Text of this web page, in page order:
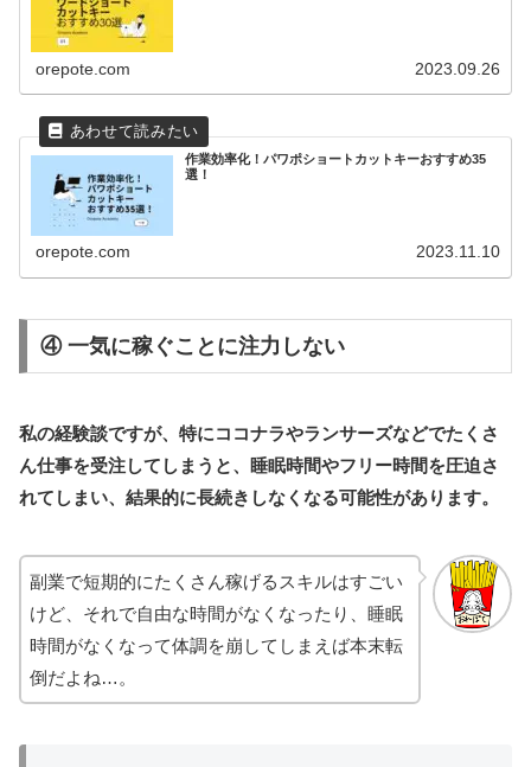
orepote.com 2023.09.26
作業効率化！パワポショートカットキーおすすめ35
選！
orepote.com 2023.11.10
④ 一気に稼ぐことに注力しない
私の経験談ですが、特にココナラやランサーズなどでたくさ
ん仕事を受注してしまうと、睡眠時間やフリー時間を圧迫さ
れてしまい、結果的に長続きしなくなる可能性があります。
副業で短期的にたくさん稼げるスキルはすごい
けど、それで自由な時間がなくなったり、睡眠
時間がなくなって体調を崩してしまえば本末転
倒だよね…。